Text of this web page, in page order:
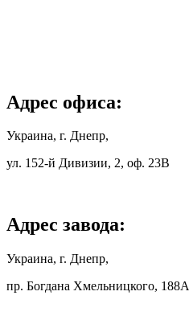
Адрес офиса:
Украина, г. Днепр,
ул. 152-й Дивизии, 2, оф. 23В
Адрес завода:
Украина, г. Днепр,
пр. Богдана Хмельницкого, 188А